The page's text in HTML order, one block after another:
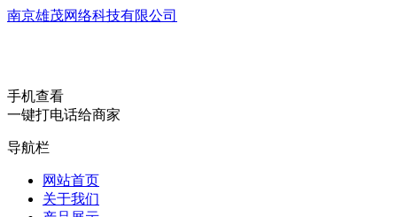
南京雄茂网络科技有限公司
手机查看
一键打电话给商家
导航栏
网站首页
关于我们